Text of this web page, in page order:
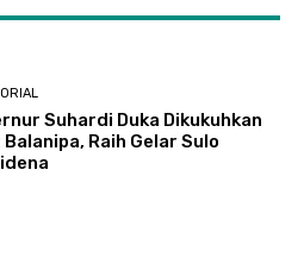
Suhardi Duka Dikukuhkan
Raih Gelar Sulo